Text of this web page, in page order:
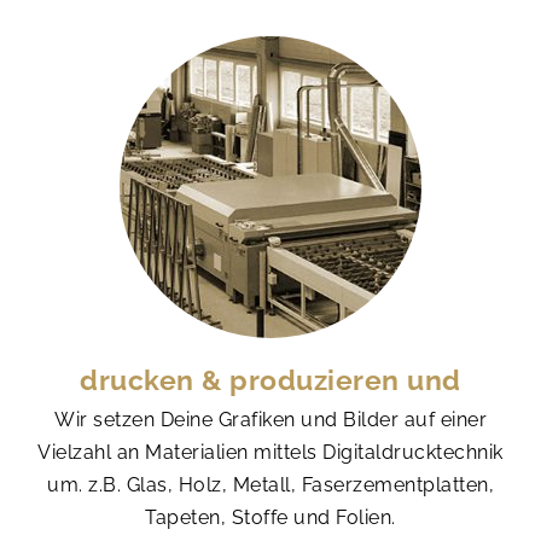
drucken & produzieren und
Wir setzen Deine Grafiken und Bilder auf einer
Vielzahl an Materialien mittels Digitaldrucktechnik
um. z.B. Glas, Holz, Metall, Faserzementplatten,
Tapeten, Stoffe und Folien.